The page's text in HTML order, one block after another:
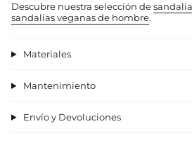
Descubre nuestra selección de
sandalias veganas de hombre.
Materiales
Mantenimiento
Envío y Devoluciones